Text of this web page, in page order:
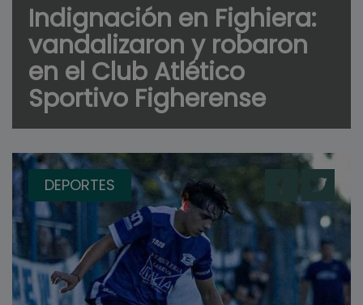
Indignación en Fighiera:
vandalizaron y robaron
en el Club Atlético
Sportivo Figherense
DEPORTES